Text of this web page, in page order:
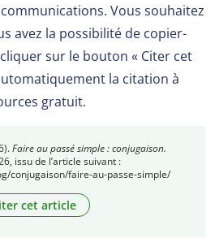
Vous souhaitez
avez la possibilité de copier-
sur le bouton « Citer cet
la citation à
gratuit.
Faire au passé simple : conjugaison.
issu de l’article suivant :
conjugaison/faire-au-passe-simple/
cet article